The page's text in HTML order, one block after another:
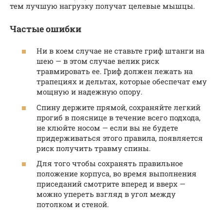
тем лучшую нагрузку получат целевые мышцы.
Частые ошибки
Ни в коем случае не ставьте гриф штанги на
шею — в этом случае велик риск
травмировать ее. Гриф должен лежать на
трапециях и дельтах, которые обеспечат ему
мощную и надежную опору.
Спину держите прямой, сохраняйте легкий
прогиб в пояснице в течение всего подхода,
не клюйте носом — если вы не будете
придерживаться этого правила, появляется
риск получить травму спины.
Для того чтобы сохранять правильное
положение корпуса, во время выполнения
приседаний смотрите вперед и вверх —
можно упереть взгляд в угол между
потолком и стеной.